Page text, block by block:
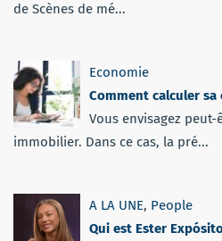
de Scènes de mé...
Economie
Comment calculer sa
Vous envisagez
immobilier. Dans ce cas, la pré...
A LA UNE, People
Qui est Ester